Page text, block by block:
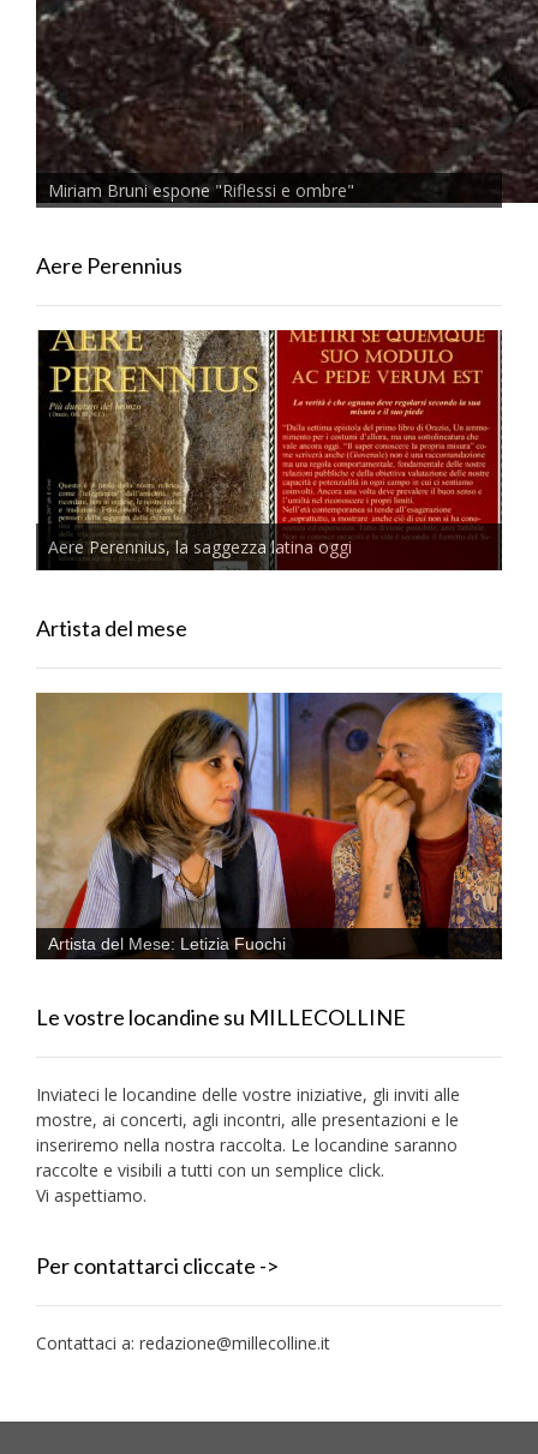
Miriam Bruni espone "Riflessi e ombre"
Aere Perennius
Aere Perennius, la saggezza latina oggi
Artista del mese
Artista del Mese: Letizia Fuochi
Le vostre locandine su MILLECOLLINE
Inviateci le locandine delle vostre iniziative, gli inviti alle
mostre, ai concerti, agli incontri, alle presentazioni e le
inseriremo nella nostra raccolta. Le locandine saranno
raccolte e visibili a tutti con un semplice click.
Vi aspettiamo.
Per contattarci cliccate ->
Contattaci a: redazione@millecolline.it